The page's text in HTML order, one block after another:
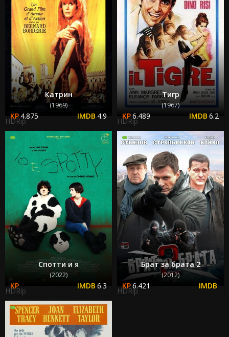
Катрин
(1969)
4.875 4.9
HDRip
Тигр
(1967)
6.489 6.2
HDRip
Спотти и я
(2022)
6.3
HDRip
Брат за брата 2
(2012)
6.421
HDRip